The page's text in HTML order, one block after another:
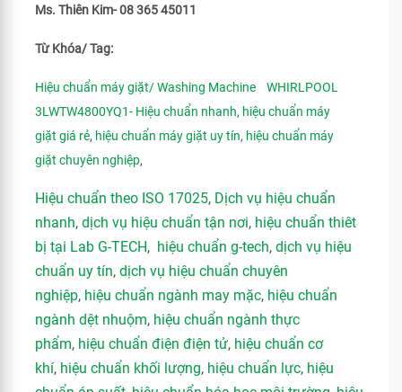
Ms. Thiên Kim- 08 365 45011
Từ Khóa/ Tag:
Hiệu chuẩn máy giặt/ Washing Machine WHIRLPOOL
3LWTW4800YQ1- Hiệu chuẩn nhanh, hiệu chuẩn máy
giặt giá rẻ, hiệu chuẩn máy giặt uy tín, hiệu chuẩn máy
giặt chuyên nghiệp,
Hiệu chuẩn theo ISO 17025, Dịch vụ hiệu chuẩn
nhanh, dịch vụ hiệu chuẩn tận nơi, hiệu chuẩn thiêt
bị tại Lab G-TECH, hiệu chuẩn g-tech, dịch vụ hiệu
chuẩn uy tín, dịch vụ hiệu chuẩn chuyên
nghiệp, hiệu chuẩn ngành may mặc, hiệu chuẩn
ngành dệt nhuộm, hiệu chuẩn ngành thực
phẩm, hiệu chuẩn điện điện tử, hiệu chuẩn cơ
khí, hiệu chuẩn khối lượng, hiệu chuẩn lực, hiệu